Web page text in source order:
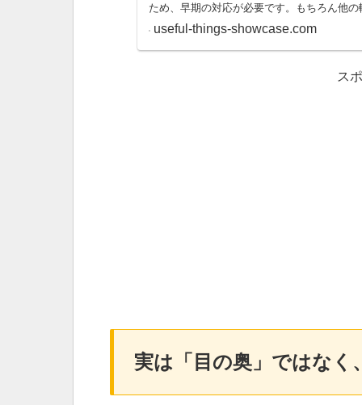
ため、早期の対応が必要です。もちろん他
すので、まずは症状を確認してください。
useful-things-showcase.com
ス
実は「目の奥」ではなく